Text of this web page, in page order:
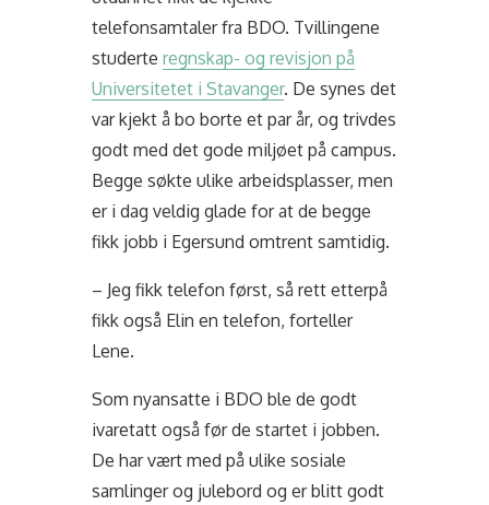
telefonsamtaler fra BDO. Tvillingene
studerteregnskap- og revisjon på
Universitetet i Stavanger. De synes det
var kjekt å bo borte et par år, og trivdes
godt med det gode miljøet på campus.
Begge søkte ulike arbeidsplasser, men
er i dag veldig glade for at de begge
fikk jobb i Egersund omtrent samtidig.
– Jeg fikk telefon først, så rett etterpå
fikk også Elin en telefon, forteller
Lene.
Som nyansatte i BDO ble de godt
ivaretatt også før de startet i jobben.
De har vært med på ulike sosiale
samlinger og julebord og er blitt godt